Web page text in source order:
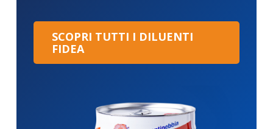
SCOPRI TUTTI I DILUENTI
FIDEA